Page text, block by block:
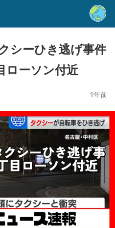
シーひき逃げ事件
ローソン付近
1年前